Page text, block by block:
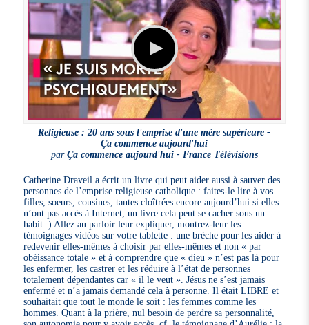
Religieuse : 20 ans sous l'emprise d'une mère supérieure -
Ça commence aujourd'hui
parÇa commence aujourd'hui - France Télévisions
Catherine Draveil a écrit un livre qui peut aider aussi à sauver des
personnes de l’emprise religieuse catholique : faites-le lire à vos
filles, soeurs, cousines, tantes cloîtrées encore aujourd’hui si elles
n’ont pas accès à Internet, un livre cela peut se cacher sous un
habit :) Allez au parloir leur expliquer, montrez-leur les
témoignages vidéos sur votre tablette : une brèche pour les aider à
redevenir elles-mêmes à choisir par elles-mêmes et non « par
obéissance totale » et à comprendre que « dieu » n’est pas là pour
les enfermer, les castrer et les réduire à l’état de personnes
totalement dépendantes car « il le veut ». Jésus ne s’est jamais
enfermé et n’a jamais demandé cela à personne. Il était LIBRE et
souhaitait que tout le monde le soit : les femmes comme les
hommes. Quant à la prière, nul besoin de perdre sa personnalité,